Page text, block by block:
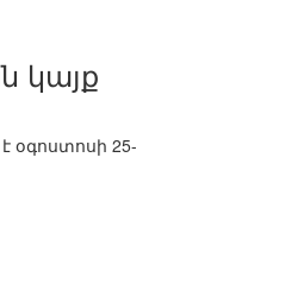
կայք
օգոստոսի 25-